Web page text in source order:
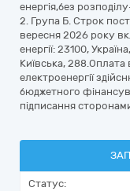
енергія,без
2. Група Б. Строк
вересня 2026 року
енергії: 23100,
Київська,
електроенергії
бюджетного
підписання
Статус: